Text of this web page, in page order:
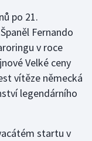
po 21.
Fernando
v roce
Velké ceny
vítěze německá
legendárního
startu v